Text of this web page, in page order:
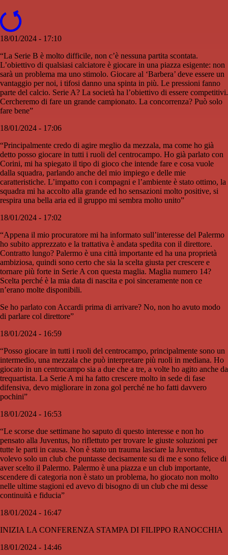
18/01/2024 - 17:10
“La Serie B è molto difficile, non c’è nessuna partita scontata.
L’obiettivo di qualsiasi calciatore è giocare in una piazza esigente: non
sarà un problema ma uno stimolo. Giocare al ‘Barbera’ deve essere un
vantaggio per noi, i tifosi danno una spinta in più. Le pressioni fanno
parte del calcio. Serie A? La società ha l’obiettivo di essere competitivi.
Cercheremo di fare un grande campionato. La concorrenza? Può solo
fare bene”
18/01/2024 - 17:06
“Principalmente credo di agire meglio da mezzala, ma come ho già
detto posso giocare in tutti i ruoli del centrocampo. Ho già parlato con
Corini, mi ha spiegato il tipo di gioco che intende fare e cosa vuole
dalla squadra, parlando anche del mio impiego e delle mie
caratteristiche. L’impatto con i compagni e l’ambiente è stato ottimo, la
squadra mi ha accolto alla grande ed ho sensazioni molto positive, si
respira una bella aria ed il gruppo mi sembra molto unito”
18/01/2024 - 17:02
“Appena il mio procuratore mi ha informato sull’interesse del Palermo
ho subito apprezzato e la trattativa è andata spedita con il direttore.
Contratto lungo? Palermo è una città importante ed ha una proprietà
ambiziosa, quindi sono certo che sia la scelta giusta per crescere e
tornare più forte in Serie A con questa maglia. Maglia numero 14?
Scelta perché è la mia data di nascita e poi sinceramente non ce
n’erano molte disponibili.
Se ho parlato con Accardi prima di arrivare? No, non ho avuto modo
di parlare col direttore”
18/01/2024 - 16:59
“Posso giocare in tutti i ruoli del centrocampo, principalmente sono un
intermedio, una mezzala che può interpretare più ruoli in mediana. Ho
giocato in un centrocampo sia a due che a tre, a volte ho agito anche da
trequartista. La Serie A mi ha fatto crescere molto in sede di fase
difensiva, devo migliorare in zona gol perché ne ho fatti davvero
pochini”
18/01/2024 - 16:53
“Le scorse due settimane ho saputo di questo interesse e non ho
pensato alla Juventus, ho riflettuto per trovare le giuste soluzioni per
tutte le parti in causa. Non è stato un trauma lasciare la Juventus,
volevo solo un club che puntasse decisamente su di me e sono felice di
aver scelto il Palermo. Palermo è una piazza e un club importante,
scendere di categoria non è stato un problema, ho giocato non molto
nelle ultime stagioni ed avevo di bisogno di un club che mi desse
continuità e fiducia”
18/01/2024 - 16:47
INIZIA LA CONFERENZA STAMPA DI FILIPPO RANOCCHIA
18/01/2024 - 14:46